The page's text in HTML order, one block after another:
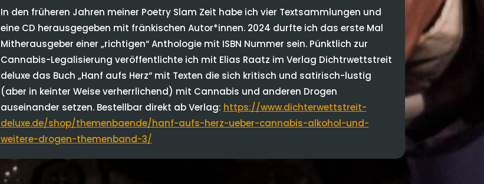
In den früheren Jahren meiner Poetry Slam Zeit habe ich vier Textsammlungen und
eine CD herausgegeben mit fränkischen Autor*innen. 2024 durfte ich das erste Mal
Mitherausgeber einer „richtigen“ Anthologie mit ISBN Nummer sein. Pünktlich zur
Cannabis-Legalisierung veröffentlichte ich mit Elias Raatz im Verlag Dichtrwettstreit
deluxe das Buch „Hanf aufs Herz“ mit Texten die sich kritisch und satirisch-lustig
(aber in keinter Weise verherrlichend) mit Cannabis und anderen Drogen
auseinander setzen. Bestellbar direkt ab Verlag: https://www.dichterwettstreit-
deluxe.de/shop/themenbaende/hanf-aufs-herz-ueber-cannabis-alkohol-und-
weitere-drogen-themenband-3/